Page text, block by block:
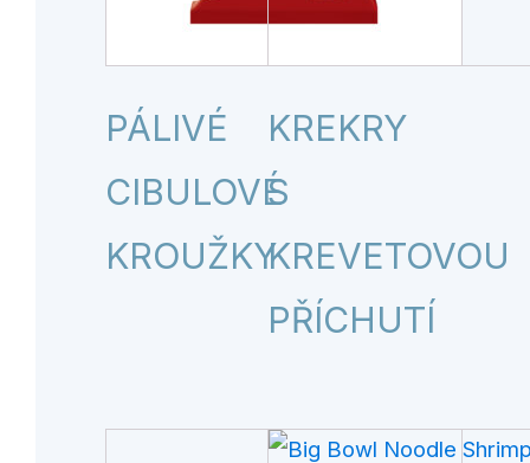
PÁLIVÉ
CIBULOVÉ
KROUŽKY
KREKRY
S
KREVETOVOU
PŘÍCHUTÍ